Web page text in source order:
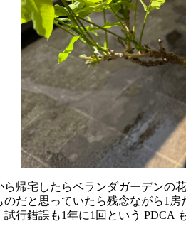
ら帰宅したらベランダガーデンの
のだと思っていたら残念ながら1
試行錯誤も1年に1回という PDCA